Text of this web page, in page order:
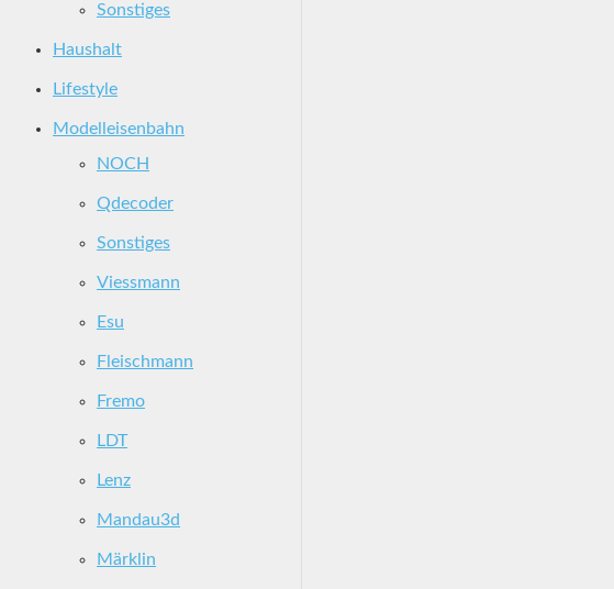
Sonstiges
Haushalt
Lifestyle
Modelleisenbahn
NOCH
Qdecoder
Sonstiges
Viessmann
Esu
Fleischmann
Fremo
LDT
Lenz
Mandau3d
Märklin